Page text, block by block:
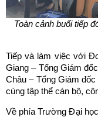
Toàn cảnh buổi tiếp
Tiếp và làm việc với
Giang – Tổng Giám
Châu – Tổng Giám
cùng tập thể cán bộ,
Về phía Trường Đại